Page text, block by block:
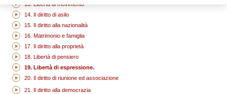
13. Libertà di movimento
14. Il diritto di asilo
15. Il diritto alla nazionalità
16. Matrimonio e famiglia
17. Il diritto alla proprietà
18. Libertà di pensiero
19. Libertà di espressione.
20. Il diritto di riunione ed associazione
21. Il diritto alla democrazia